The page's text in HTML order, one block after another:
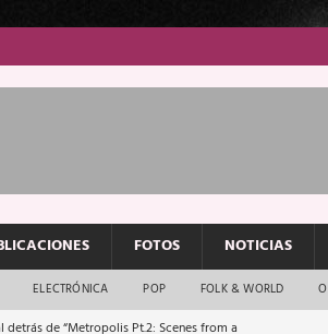
FOTOS NOTICIAS
ELECTRÓNICA POP FOLK & WORLD
de “Metropolis Pt.2: Scenes from a